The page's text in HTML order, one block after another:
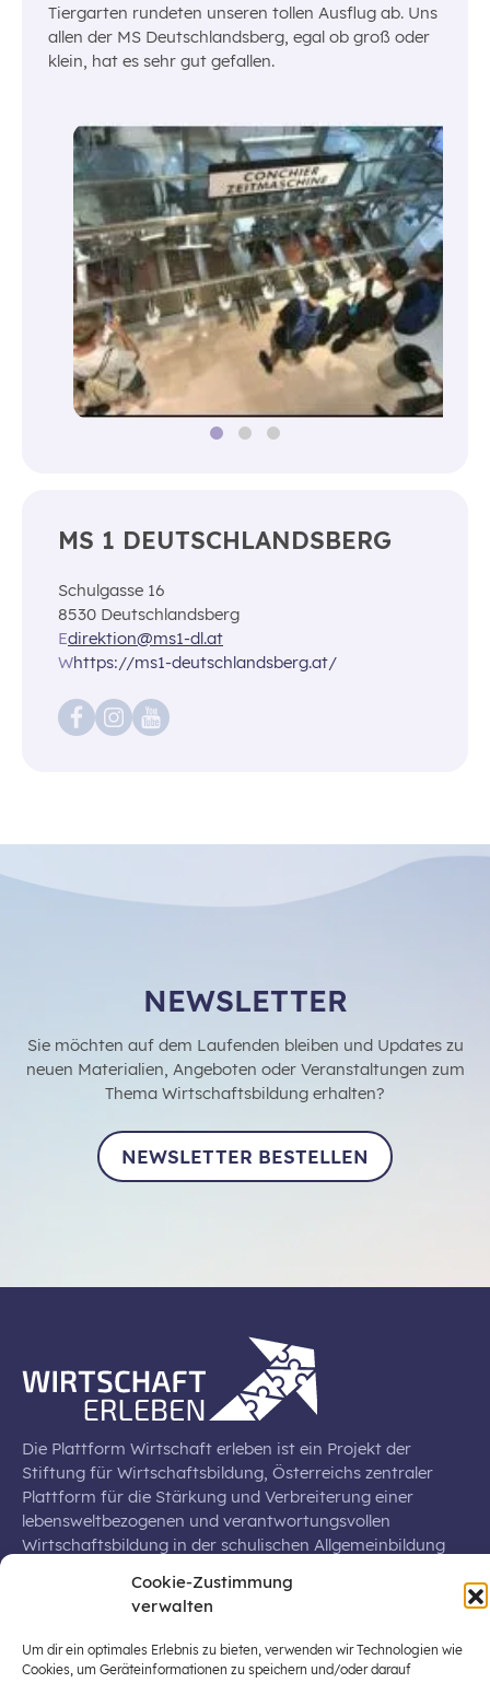
Cookie-Zustimmung
verwalten
Um dir ein optimales Erlebnis zu bieten, verwenden wir Technologien wie
Cookies, um Geräteinformationen zu speichern und/oder darauf
Tiergarten rundeten unseren tollen Ausflug ab. Uns
allen der MS Deutschlandsberg, egal ob groß oder
klein, hat es sehr gut gefallen.
MS 1 DEUTSCHLANDSBERG
Schulgasse 16
8530 Deutschlandsberg
Edirektion@ms1-dl.at
Whttps://ms1-deutschlandsberg.at/
NEWSLETTER
Sie möchten auf dem Laufenden bleiben und Updates zu
neuen Materialien, Angeboten oder Veranstaltungen zum
Thema Wirtschaftsbildung erhalten?
NEWSLETTER BESTELLEN
Die Plattform Wirtschaft erleben ist ein Projekt der
Stiftung für Wirtschaftsbildung, Österreichs zentraler
Plattform für die Stärkung und Verbreiterung einer
lebensweltbezogenen und verantwortungsvollen
Wirtschaftsbildung in der schulischen Allgemeinbildung